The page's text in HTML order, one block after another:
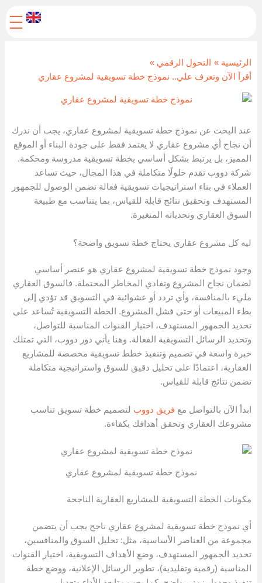
الرئيسية
التحول الرقمي
أقرأ الآن وتعرف علي.. نموذج خطة تسويقية لمشروع عقاري
عند البحث عن نموذج خطة تسويقية لمشروع عقاري، يجب أن ندرك
أن نجاح أي مشروع عقاري لا يعتمد فقط على جودة البناء أو الموقع
المميز، بل يرتبط بشكل أساسي بخطة تسويقية مدروسة ومحكمة.
شركة دووب تقدم حلولًا متكاملة في هذا المجال، حيث تساعد
العملاء في بناء استراتيجيات تسويقية فعالة تضمن الوصول للجمهور
المستهدف وتحقيق نتائج قابلة للقياس، بما يتناسب مع طبيعة
السوق العقاري وتحدياته المتغيرة.
ليه كل مشروع عقاري يحتاج خطة تسويق واضحة؟
وجود نموذج خطة تسويقية لمشروع عقاري هو عنصر أساسي
لضمان نجاح المشروع وتفادي المخاطر المحتملة. فالسوق العقاري
مليء بالمنافسة، وأي تردد أو عشوائية في التسويق قد تؤدي إلى
بطء المبيعات أو حتى فشل المشروع. الخطة التسويقية تُساعد على
تحديد الجمهور المستهدف، اختيار القنوات المناسبة للتواصل،
وتحديد الرسائل التسويقية الفعالة. وهنا يأتي دور دووب، التي تمتلك
خبرة واسعة في تصميم وتنفيذ خطط تسويقية مخصصة للمشاريع
العقارية، اعتمادًا على تحليل دقيق للسوق واستراتيجية متكاملة
تضمن نتائج قابلة للقياس.
ابدأ الآن بالتواصل مع فريق دووب لتصميم خطة تسويق تناسب
مشروعك العقاري وتحقق أهدافك بكفاءة.
نموذج خطة تسويقية لمشروع عقاري
مكونات الخطة التسويقية للمشاريع العقارية الناجحة
أي نموذج خطة تسويقية لمشروع عقاري ناجح يجب أن يتضمن
مجموعة من العناصر الأساسية، مثل: تحليل السوق والمنافسين،
تحديد الجمهور المستهدف، وضع الأهداف التسويقية، اختيار القنوات
المناسبة (رقمية وتقليدية)، تطوير الرسائل الإعلانية، ووضع خطة